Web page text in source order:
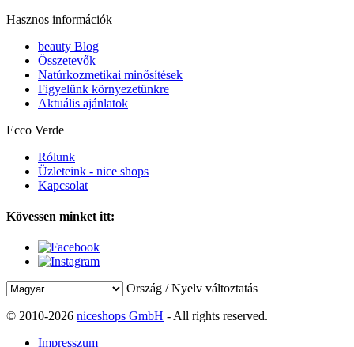
Hasznos információk
beauty Blog
Összetevők
Natúrkozmetikai minősítések
Figyelünk környezetünkre
Aktuális ajánlatok
Ecco Verde
Rólunk
Üzleteink - nice shops
Kapcsolat
Kövessen minket itt:
Ország / Nyelv változtatás
© 2010-2026 niceshops GmbH - All rights reserved.
Impresszum